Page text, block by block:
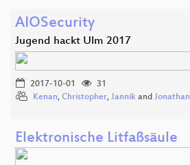
AIOSecurity
Jugend hackt Ulm 2017
2017-10-01
31
Kenan, Christopher, Jannik and Jonathan
Elektronische Litfaßsäule